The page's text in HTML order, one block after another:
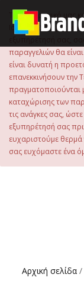
περιεχόμενο
Το ηλεκτρονικό μας
Ιουλίου 2026 μέχρι
εξυπηρέτησή σας,
παραγγελιών θα
είναι δυνατή η
επανεκκινήσουν την
πραγματοποιούνται
καταχώρισης των
τις ανάγκες σας,
εξυπηρέτησή σας
ευχαριστούμε θερμά
σας ευχόμαστε ένα
Αρχική σελίδα /